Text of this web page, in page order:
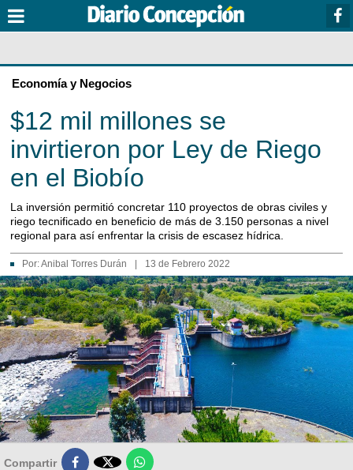
Economía y Negocios
$12 mil millones se
invirtieron por Ley de Riego
en el Biobío
La inversión permitió concretar 110 proyectos de obras civiles y
riego tecnificado en beneficio de más de 3.150 personas a nivel
regional para así enfrentar la crisis de escasez hídrica.
Por:Anibal Torres Durán 13 de Febrero 2022
Compartir 